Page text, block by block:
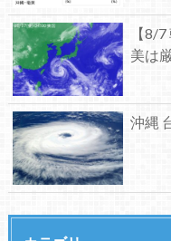
【8/
美は
沖縄